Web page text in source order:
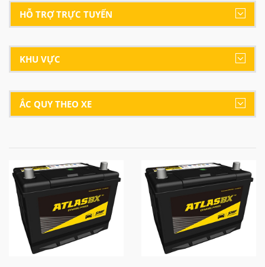
HỖ TRỢ TRỰC TUYẾN
KHU VỰC
ẮC QUY THEO XE